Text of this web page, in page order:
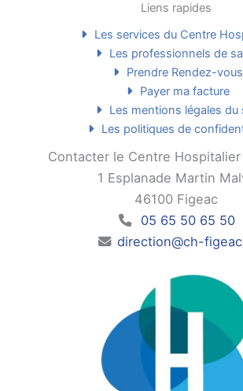
Liens rapides
Les services du Centre
Les professionnels de
Prendre Rendez-vous
Payer ma facture
Les mentions légales du
Les politiques de
Contacter le Centre
1 Esplanade Martin
46100 Figeac
05 65 50 65 50
direction@ch-